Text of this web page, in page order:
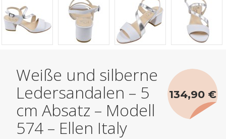
Weiße und silberne
Ledersandalen – 5
cm Absatz – Modell
574 – Ellen Italy
134,90 €